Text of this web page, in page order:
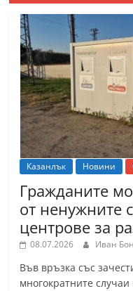
Казанлък Новини
Гражданите
от ненужните
центрове за
08.07.2026 Иван
Във връзка със
многократните